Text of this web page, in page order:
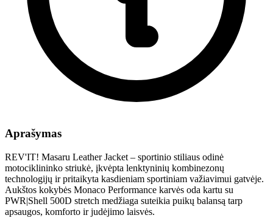
Aprašymas
REV'IT! Masaru Leather Jacket – sportinio stiliaus odinė
motociklininko striukė, įkvėpta lenktyninių kombinezonų
technologijų ir pritaikyta kasdieniam sportiniam važiavimui gatvėje.
Aukštos kokybės Monaco Performance karvės oda kartu su
PWR|Shell 500D stretch medžiaga suteikia puikų balansą tarp
apsaugos, komforto ir judėjimo laisvės.